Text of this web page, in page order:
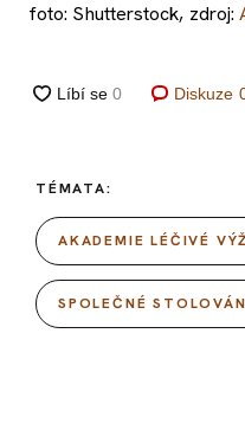
foto: Shutterstock, zdroj:
Diskuze
TÉMATA:
AKADEMIE LÉČIVÉ
SPOLEČNÉ